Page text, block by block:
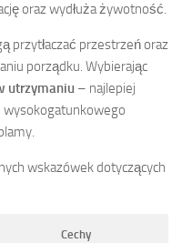
oraz wydłuża żywotność.
przytłaczać przestrzeń oraz
porządku. Wybierając
utrzymaniu – najlepiej
wskazówek dotyczących
Cechy